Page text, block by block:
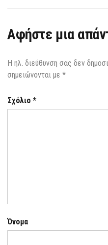
Αφήστε μια
Η ηλ. διεύθυνση σας δεν
σημειώνονται με *
Σχόλιο *
Όνομα